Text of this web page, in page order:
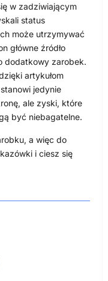
w zadziwiającym
status
może utrzymywać
główne źródło
dodatkowy zarobek.
artykułom
jedynie
ale zyski, które
być niebagatelne.
a więc do
i ciesz się